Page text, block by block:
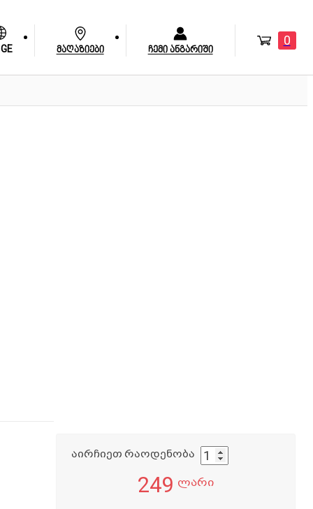
GE მაღაზიები ჩემი ანგარიში
0
აირჩიეთ რაოდენობა
249 ლარი